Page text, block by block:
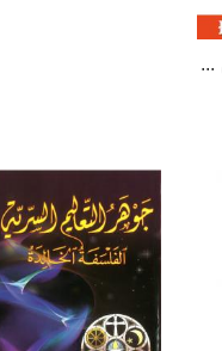
من نحن؟ - ج5: الوعي الديناميكي ونشاطه في الكون الهولوغرافي